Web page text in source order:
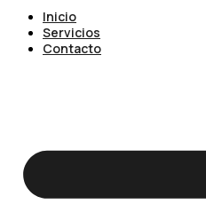
Inicio
Servicios
Contacto